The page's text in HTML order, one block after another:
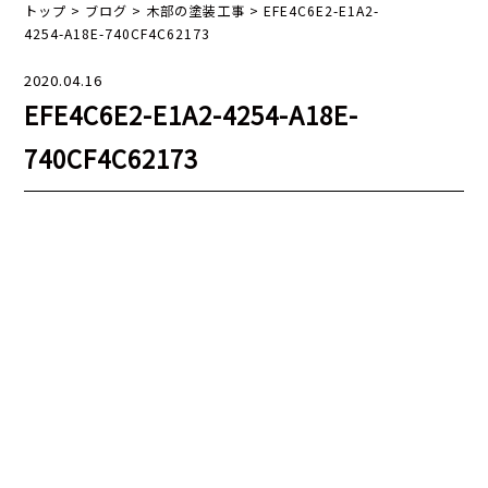
トップ > ブログ > 木部の塗装工事 >EFE4C6E2-E1A2-
4254-A18E-740CF4C62173
2020.04.16
EFE4C6E2-E1A2-4254-A18E-
740CF4C62173